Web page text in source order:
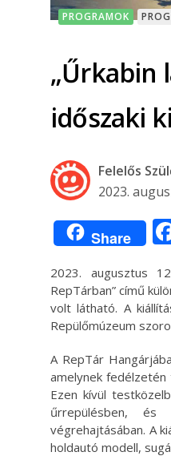
PROGRAMOK
„Űrkabin
időszaki
Felelős
2023.
Share
2023. augusztus
RepTárban” című
volt látható. A
Repülőmúzeum
A RepTár
amelynek fedélzetén
Ezen kívül
űrrepülésben, és
végrehajtásában. A
holdautó modell,